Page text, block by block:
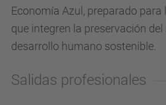
Economía Azul, preparado
que integren la preservación
desarrollo humano sostenible
Salidas profesionales